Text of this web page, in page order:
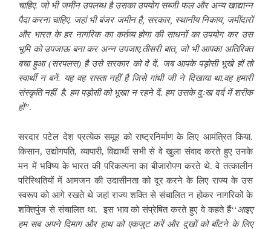
चाहिए. जो भी जमीन उपलब्ध है उसका उपयोग सब्जी फल और अन्य खाद्यान्न
पैदा करना चाहिए. जहां भी बंजर जमीन है, सरकार, स्थानीय निकाय, जमींदारों
और भारत के हर नागरिक का कर्तव्य होगा की साधनों का उपयोग कर उस
भूमि को उपजाऊ बना कर अन्न उपजाए.तीसरी बात, जो भी आपका अतिरिक्त
बचा हुआ (सरपलस) है उसे सरकार को दे दें. जब आपके पड़ोसी भूखे हों तो
स्वार्थी न बनें. यह वह रास्ता नहीं है जिसे गांधी जी ने दिखाया था.वह हमारी
संस्कृति नहीं है. हम पड़ोसी को भूखा न रहने दें. हम उसके दुःख दर्द में शरीक
हों”.
सरदार पटेल देश प्रत्येक समूह को राष्ट्रनिर्माण के लिए आमंत्रित किया.
किसान, उद्योगपति, व्यापारी, विद्यार्थी सभी से वे खुला संवाद करते हुए उनके
मन में भविष्य के भारत की परिकल्पना का बीजारोपण करते थे. वे तत्कालीन
परिस्थितियों में आमजन की उदासीनता को दूर करने के लिए राज्य के उस
स्वरूप को आगे रखते थे जहां राज्य शक्ति से संचालित न होकर नागरिकों के
शक्तिपुंज से संचालित था. इस भाव को संप्रेषित करते हुए वे कहते हैं‘‘आइए
हम सब अपने दिमाग और हाथ को एकजुट करें और दुखों को बाँटने के लिए